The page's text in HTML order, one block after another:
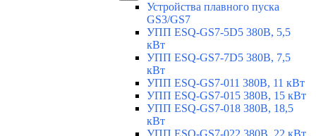
Устройства плавного пуска
GS3/GS7
УПП ESQ-GS7-5D5 380В, 5,5
кВт
УПП ESQ-GS7-7D5 380В, 7,5
кВт
УПП ESQ-GS7-011 380В, 11 кВт
УПП ESQ-GS7-015 380В, 15 кВт
УПП ESQ-GS7-018 380В, 18,5
кВт